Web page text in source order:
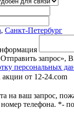
, Санкт-Петербург
запрос»,
персональных
акции от 12-24.com
на ваш запрос,
телефона. *-